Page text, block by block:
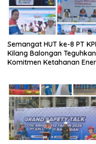
Semangat HUT ke-8 PT
Kilang Balongan Teguhkan
Komitmen Ketahanan
Yayasan Pendidikan